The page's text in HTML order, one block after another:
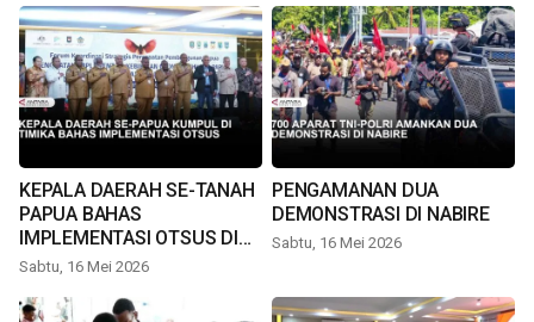
KEPALA DAERAH SE-TANAH
PAPUA BAHAS
IMPLEMENTASI OTSUS DI
TIMIKA
Sabtu, 16 Mei 2026
PENGAMANAN DUA
DEMONSTRASI DI NABIRE
Sabtu, 16 Mei 2026